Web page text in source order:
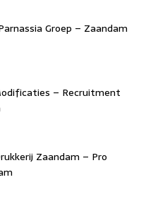
Groep – Zaandam
– Recruitment
Zaandam – Pro